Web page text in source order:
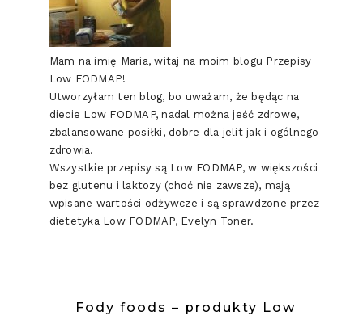
Mam na imię Maria, witaj na moim blogu Przepisy
Low FODMAP!
Utworzyłam ten blog, bo uważam, że będąc na
diecie Low FODMAP, nadal można jeść zdrowe,
zbalansowane posiłki, dobre dla jelit jak i ogólnego
zdrowia.
Wszystkie przepisy są Low FODMAP, w większości
bez glutenu i laktozy (choć nie zawsze), mają
wpisane wartości odżywcze i są sprawdzone przez
dietetyka Low FODMAP, Evelyn Toner.
Fody foods – produkty Low